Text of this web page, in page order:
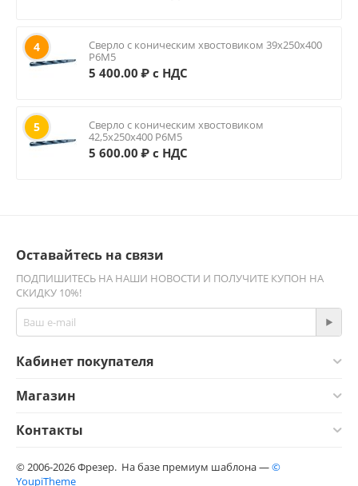
4
Сверло с коническим хвостовиком 39х250х400
Р6М5
5 400.00 ₽ с НДС
5
Сверло с коническим хвостовиком
42,5х250х400 Р6М5
5 600.00 ₽ с НДС
Оставайтесь на связи
ПОДПИШИТЕСЬ НА НАШИ НОВОСТИ И ПОЛУЧИТЕ КУПОН НА
СКИДКУ 10%!
Кабинет покупателя
Магазин
Контакты
© 2006-2026 Фрезер. На базе премиум шаблона —©
YoupiTheme